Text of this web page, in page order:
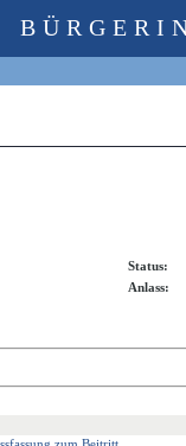
Status:
Anlass: